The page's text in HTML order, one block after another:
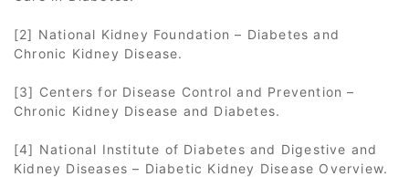
[2] National Kidney Foundation – Diabetes and
Chronic Kidney Disease.
[3] Centers for Disease Control and Prevention –
Chronic Kidney Disease and Diabetes.
[4] National Institute of Diabetes and Digestive and
Kidney Diseases – Diabetic Kidney Disease Overview.